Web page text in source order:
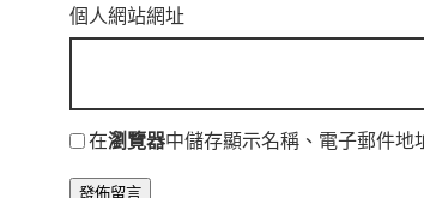
個人網站網址
在瀏覽器中儲存顯示名稱、電子郵件地